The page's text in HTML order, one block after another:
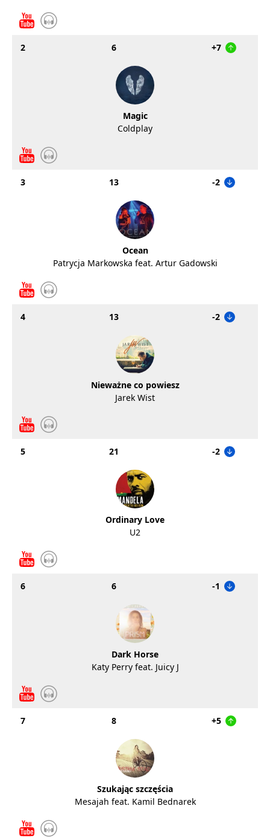
2 6 +7
Magic
Coldplay
3 13 -2
Ocean
Patrycja Markowska feat. Artur Gadowski
4 13 -2
Nieważne co powiesz
Jarek Wist
5 21 -2
Ordinary Love
U2
6 6 -1
Dark Horse
Katy Perry feat. Juicy J
7 8 +5
Szukając szczęścia
Mesajah feat. Kamil Bednarek